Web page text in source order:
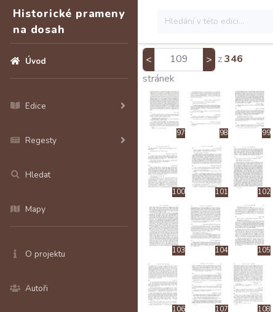
Historické prameny
na dosah
Úvod
Edice
Regesty
Hledat
Mapy
O projektu
Autoři
< > z346
stránek 94
97 98 99
100 101 102
103 104 105
106 107 108